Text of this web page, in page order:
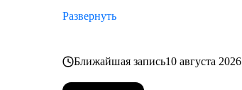
Развернуть
Ближайшая запись10 августа 2026